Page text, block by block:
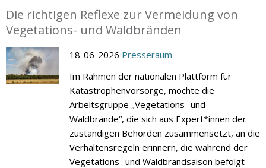
Die richtigen Reflexe zur Vermeidung von
Vegetations- und Waldbränden
18-06-2026 Presseraum
Im Rahmen der nationalen Plattform für
Katastrophenvorsorge, möchte die
Arbeitsgruppe „Vegetations- und
Waldbrände“, die sich aus Expert*innen der
zuständigen Behörden zusammensetzt, an die
Verhaltensregeln erinnern, die während der
Vegetations- und Waldbrandsaison befolgt